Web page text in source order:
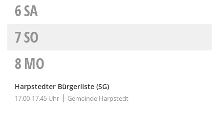
6SA
7SO
8MO
Harpstedter Bürgerliste (SG)
17:00-17:45 Uhr Gemeinde Harpstedt